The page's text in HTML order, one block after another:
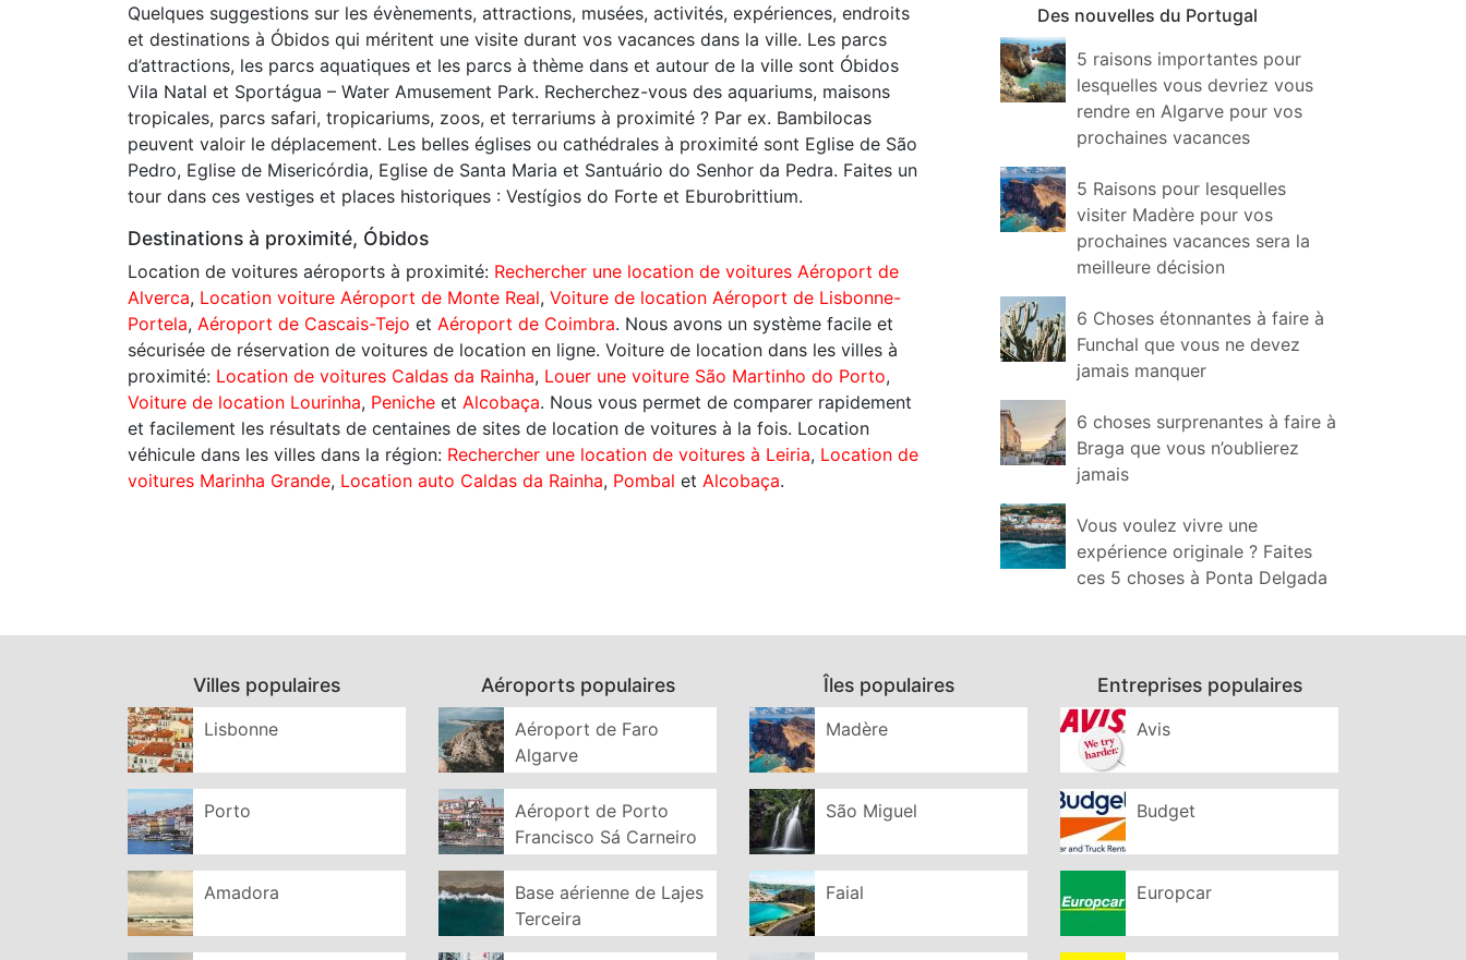
Quelques suggestions sur les évènements, attractions, musées, activités, expériences, endroits
et destinations à Óbidos qui méritent une visite durant vos vacances dans la ville. Les parcs
d’attractions, les parcs aquatiques et les parcs à thème dans et autour de la ville sont Óbidos
Vila Natal et Sportágua – Water Amusement Park. Recherchez-vous des aquariums, maisons
tropicales, parcs safari, tropicariums, zoos, et terrariums à proximité ? Par ex. Bambilocas
peuvent valoir le déplacement. Les belles églises ou cathédrales à proximité sont Eglise de São
Pedro, Eglise de Misericórdia, Eglise de Santa Maria et Santuário do Senhor da Pedra. Faites un
tour dans ces vestiges et places historiques : Vestígios do Forte et Eburobrittium.
Destinations à proximité, Óbidos
Location de voitures aéroports à proximité: Rechercher une location de voitures Aéroport de
Alverca, Location voiture Aéroport de Monte Real, Voiture de location Aéroport de Lisbonne-
Portela, Aéroport de Cascais-Tejo et Aéroport de Coimbra. Nous avons un système facile et
sécurisée de réservation de voitures de location en ligne. Voiture de location dans les villes à
proximité: Location de voitures Caldas da Rainha, Louer une voiture São Martinho do Porto,
Voiture de location Lourinha, Peniche et Alcobaça. Nous vous permet de comparer rapidement
et facilement les résultats de centaines de sites de location de voitures à la fois. Location
véhicule dans les villes dans la région: Rechercher une location de voitures à Leiria, Location de
voitures Marinha Grande, Location auto Caldas da Rainha, Pombal et Alcobaça.
Des nouvelles du Portugal
5 raisons importantes pour
lesquelles vous devriez vous
rendre en Algarve pour vos
prochaines vacances
5 Raisons pour lesquelles
visiter Madère pour vos
prochaines vacances sera la
meilleure décision
6 Choses étonnantes à faire à
Funchal que vous ne devez
jamais manquer
6 choses surprenantes à faire à
Braga que vous n’oublierez
jamais
Vous voulez vivre une
expérience originale ? Faites
ces 5 choses à Ponta Delgada
Villes populaires
Lisbonne
Porto
Amadora
Aéroports populaires
Aéroport de Faro
Algarve
Aéroport de Porto
Francisco Sá Carneiro
Base aérienne de Lajes
Terceira
Îles populaires
Madère
São Miguel
Faial
Entreprises populaires
Avis
Budget
Europcar